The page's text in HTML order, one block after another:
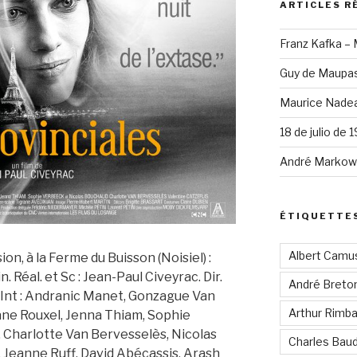
à la Ferme du Buisson (Noisiel) :
Réal. et Sc : Jean-Paul Civeyrac. Dir.
: Andranic Manet, Gonzague Van
Rouxel, Jenna Thiam, Sophie
Van Bervesselès, Nicolas
Ruff, David Abécassis, Arash
ARTICLES
Franz Kafka –
Guy de
Maurice
18 de julio de
André
Albert
André
Arthur
Charles